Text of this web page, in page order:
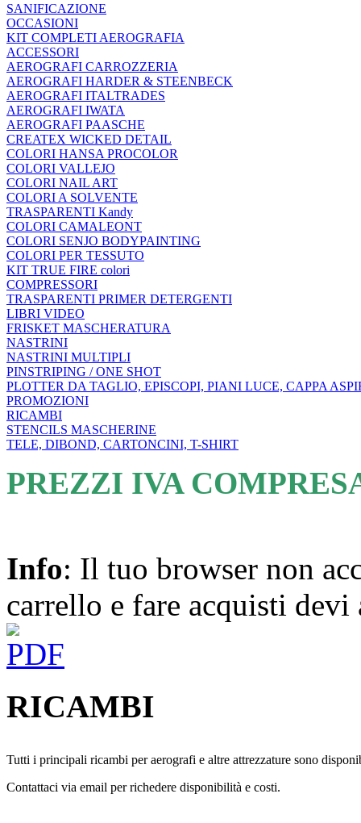
SANIFICAZIONE
OCCASIONI
KIT COMPLETI AEROGRAFIA
ACCESSORI
AEROGRAFI CARROZZERIA
AEROGRAFI HARDER & STEENBECK
AEROGRAFI ITALTRADES
AEROGRAFI IWATA
AEROGRAFI PAASCHE
CREATEX WICKED DETAIL
COLORI HANSA PROCOLOR
COLORI VALLEJO
COLORI NAIL ART
COLORI A SOLVENTE
TRASPARENTI Kandy
COLORI CAMALEONT
COLORI SENJO BODYPAINTING
COLORI PER TESSUTO
KIT TRUE FIRE colori
COMPRESSORI
TRASPARENTI PRIMER DETERGENTI
LIBRI VIDEO
FRISKET MASCHERATURA
NASTRINI
NASTRINI MULTIPLI
PINSTRIPING / ONE SHOT
PLOTTER DA TAGLIO, EPISCOPI, PIANI LUCE, CAPPA
PROMOZIONI
RICAMBI
STENCILS MASCHERINE
TELE, DIBOND, CARTONCINI, T-SHIRT
PREZZI IVA
Info: Il tuo browser non
carrello e fare acquisti
RICAMBI
Tutti i principali ricambi per aerografi e altre attrezzature sono
Contattaci via email per richedere disponibilità e costi.